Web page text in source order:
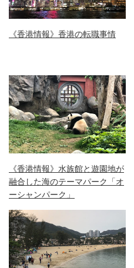
《香港情報》香港の転職事情
《香港情報》水族館と遊園地が
融合した海のテーマパーク「オ
ーシャンパーク」